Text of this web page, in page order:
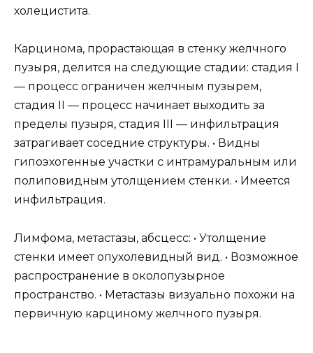
холецистита.
Карцинома, прорастающая в стенку желчного
пузыря, делится на следующие стадии: стадия I
— процесс ограничен желчным пузырем,
стадия II — процесс начинает выходить за
пределы пузыря, стадия III — инфильтрация
затрагивает соседние структуры. • Видны
гипоэхогенные участки с интрамуральным или
полиповидным утолщением стенки. • Имеется
инфильтрация.
Лимфома, метастазы, абсцесс: • Утолщение
стенки имеет опухолевидный вид. • Возможное
распространение в околопузырное
пространство. • Метастазы визуально похожи на
первичную карциному желчного пузыря.